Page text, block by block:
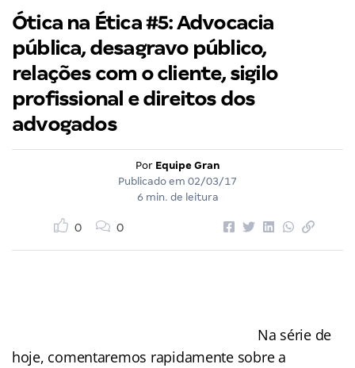
Ótica na Ética #5: Advocacia
pública, desagravo público,
relações com o cliente, sigilo
profissional e direitos dos
advogados
Por Equipe Gran
Publicado em 02/03/17
6 min. de leitura
0 0
Na série de
hoje, comentaremos rapidamente sobre a